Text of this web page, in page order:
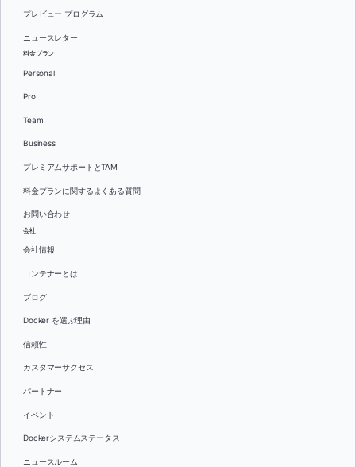
プレビュー プログラム
ニュースレター
料金プラン
Personal
Pro
Team
Business
プレミアムサポートとTAM
料金プランに関するよくある質問
お問い合わせ
会社
会社情報
コンテナーとは
ブログ
Docker を選ぶ理由
信頼性
カスタマーサクセス
パートナー
イベント
Dockerシステムステータス
ニュースルーム